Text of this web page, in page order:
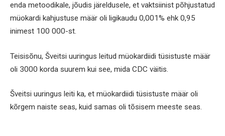
enda metoodikale, jõudis järeldusele, et vaktsiinist põhjustatud
müokardi kahjustuse määr oli ligikaudu 0,001% ehk 0,95
inimest 100 000-st.
Teisisõnu, Šveitsi uuringus leitud müokardiidi tüsistuste määr
oli 3000 korda suurem kui see, mida CDC väitis.
Šveitsi uuringus leiti ka, et müokardiidi tüsistuste määr oli
kõrgem naiste seas, kuid samas oli tõsisem meeste seas.